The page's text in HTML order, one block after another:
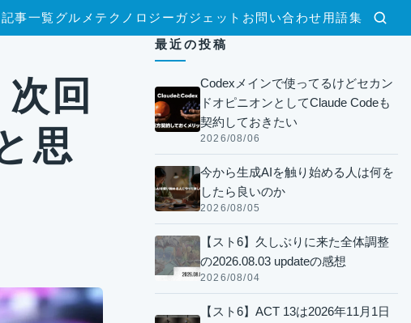
検索
記事一覧グルメ テクノロジー ガジェット お問い合わせ 用語集
回
思
最近の投稿
Codexメインで使ってるけどセカン
ドオピニオンとしてClaude Codeも
契約しておきたい
2026/08/06
今から生成AIを触り始める人は何を
したら良いのか
2026/08/05
【スト6】久しぶりに来た全体調整
の2026.08.03 updateの感想
2026/08/04
【スト6】ACT 13は2026年11月1日